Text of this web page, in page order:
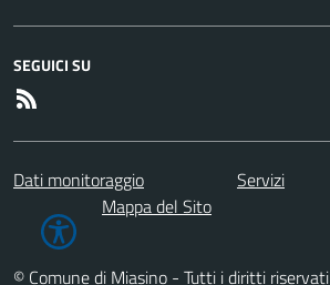
SEGUICI SU
Dati monitoraggio Servizi
Mappa del Sito
© Comune di Miasino - Tutti i diritti riservati